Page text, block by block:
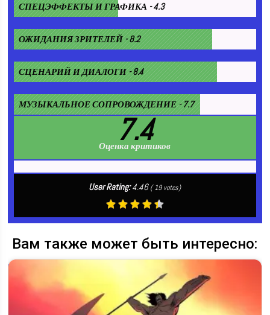
СПЕЦЭФФЕКТЫ И ГРАФИКА - 4.3
ОЖИДАНИЯ ЗРИТЕЛЕЙ - 8.2
СЦЕНАРИЙ И ДИАЛОГИ - 8.4
МУЗЫКАЛЬНОЕ СОПРОВОЖДЕНИЕ - 7.7
7.4
Оценка критиков
User Rating:4.46 (19votes)
Вам также может быть интересно: